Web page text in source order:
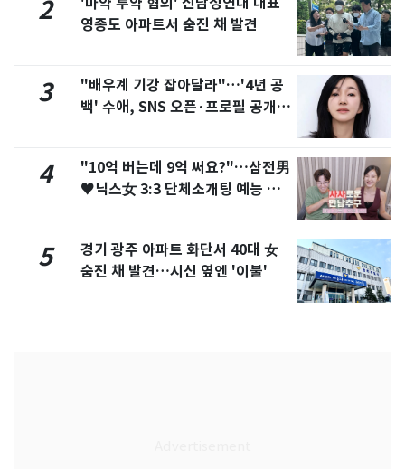
2
영종도 아파트서 숨진 채 발견
3
"배우계 기강 잡아달라"…'4년 공
백' 수애, SNS 오픈·프로필 공개
4
"10억 버는데 9억 써요?"…삼전男
♥닉스女 3:3 단체소개팅 예능 화
5
경기 광주 아파트 화단서 40대 女
숨진 채 발견…시신 옆엔 '이불'